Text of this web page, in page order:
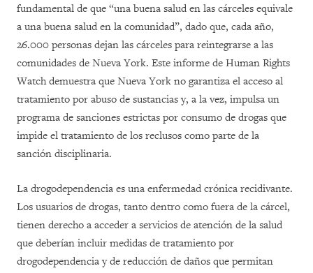
fundamental de que “una buena salud en las cárceles equivale
a una buena salud en la comunidad”, dado que, cada año,
26.000 personas dejan las cárceles para reintegrarse a las
comunidades de Nueva York. Este informe de Human Rights
Watch demuestra que Nueva York no garantiza el acceso al
tratamiento por abuso de sustancias y, a la vez, impulsa un
programa de sanciones estrictas por consumo de drogas que
impide el tratamiento de los reclusos como parte de la
sanción disciplinaria.
La drogodependencia es una enfermedad crónica recidivante.
Los usuarios de drogas, tanto dentro como fuera de la cárcel,
tienen derecho a acceder a servicios de atención de la salud
que deberían incluir medidas de tratamiento por
drogodependencia y de reducción de daños que permitan